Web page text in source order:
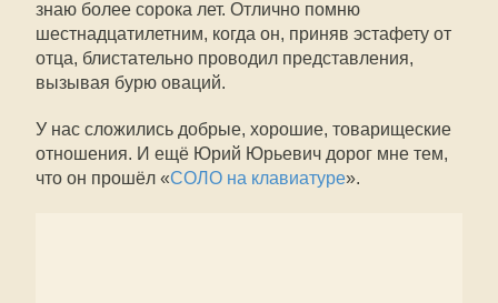
знаю более сорока лет. Отлично помню
шестнадцатилетним, когда он, приняв эстафету от
отца, блистательно проводил представления,
вызывая бурю оваций.
У нас сложились добрые, хорошие, товарищеские
отношения. И ещё Юрий Юрьевич дорог мне тем,
что он прошёл «СОЛО на клавиатуре».